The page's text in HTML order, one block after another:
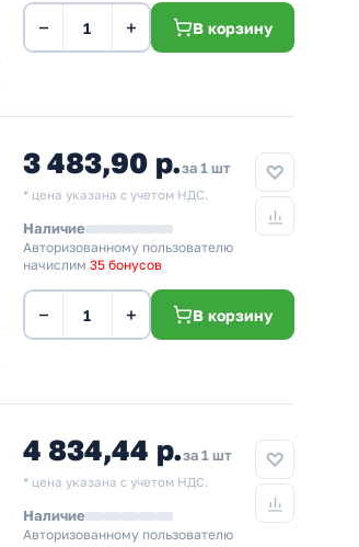
− + В корзину
3 483,90 р.за 1 шт
* цена указана с учетом НДС.
Наличие
Авторизованному пользователю
начислим 35 бонусов
− + В корзину
4 834,44 р.за 1 шт
* цена указана с учетом НДС.
Наличие
Авторизованному пользователю